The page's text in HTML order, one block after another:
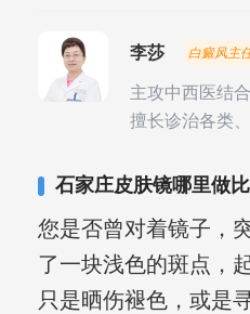
李莎 白癜风主
主攻中西医结
擅长诊治各类
复发期;临床运
石家庄皮肤镜哪里做
您是否曾对着镜子，
了一块浅色的斑点，
只是晒伤褪色，或是